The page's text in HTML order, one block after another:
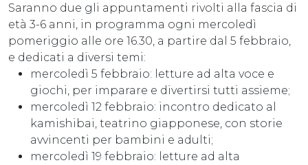
Saranno due gli appuntamenti rivolti alla fascia di
età 3-6 anni, in programma ogni mercoledì
pomeriggio alle ore 16.30, a partire dal 5 febbraio,
e dedicati a diversi temi:
mercoledì 5 febbraio: letture ad alta voce e
giochi, per imparare e divertirsi tutti assieme;
mercoledì 12 febbraio: incontro dedicato al
kamishibai, teatrino giapponese, con storie
avvincenti per bambini e adulti;
mercoledì 19 febbraio: letture ad alta